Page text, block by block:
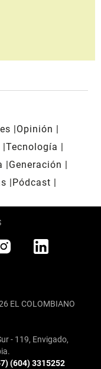
Opinión
Tecnología
Generación
Pódcast
EL COLOMBIANO
- 119, Envigado,
(604) 3315252